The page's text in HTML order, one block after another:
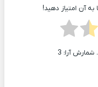
آن امتیاز دهید!
3